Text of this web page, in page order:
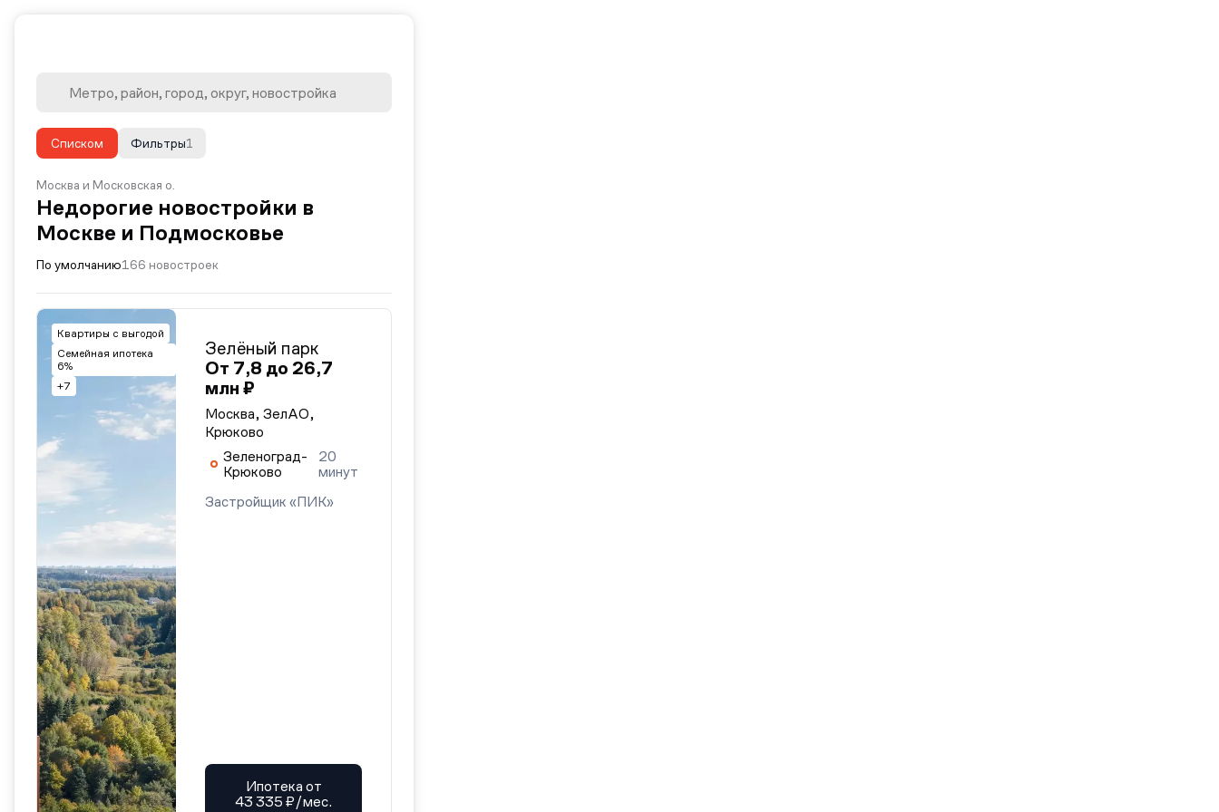
Списком 1
Фильтры
Москва и Московская о.
Недорогие новостройки в
Москве и Подмосковье
По умолчанию166 новостроек
Квартиры с выгодой
Семейная ипотека
6%
+7
Зелёный парк
От 7,8 до 26,7
млн ₽
Москва, ЗелАО,
Крюково
Зеленоград-
Крюково
20
минут
Застройщик «ПИК»
Ипотека от
43 335 ₽/мес.